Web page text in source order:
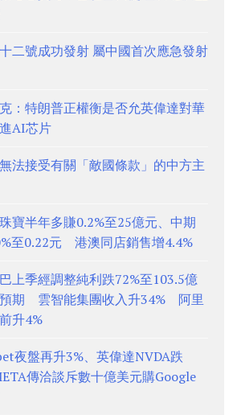
二號成功發射 屬中國首次應急發射
：特朗普正權衡是否允英偉達對華
AI芯片
法接受有關「敵國條款」的中方主
寶半年多賺0.2%至25億元、中期
至0.22元 港澳同店銷售增4.4%
上季經調整純利跌72%至103.5億
期 雲智能集團收入升34% 阿里
升4%
夜盤再升3%、英偉達NVDA跌
傳洽談斥數十億美元購Google